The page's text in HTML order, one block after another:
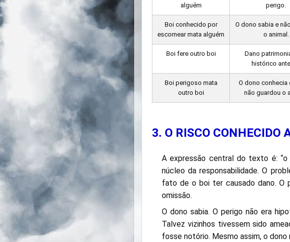
alguém
perigo.
Boi conhecido por
escornear mata alguém
O dono sabia e
o animal.
Boi fere outro boi
Dano
histórico
Boi perigoso mata
outro boi
O dono conhecia
não guardou o
3. O RISCO CONHECIDO
A expressão central do texto é: “o
núcleo da responsabilidade. O
fato de o boi ter causado dano. O
omissão.
O dono sabia. O perigo não era
Talvez vizinhos tivessem sido
fosse notório. Mesmo assim, o